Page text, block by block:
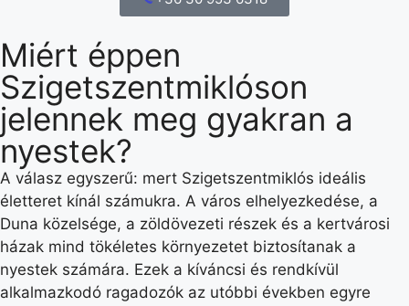
Miért éppen
Szigetszentmiklóson
jelennek meg gyakran a
nyestek?
A válasz egyszerű: mert Szigetszentmiklós ideális
életteret kínál számukra. A város elhelyezkedése, a
Duna közelsége, a zöldövezeti részek és a kertvárosi
házak mind tökéletes környezetet biztosítanak a
nyestek számára. Ezek a kíváncsi és rendkívül
alkalmazkodó ragadozók az utóbbi években egyre